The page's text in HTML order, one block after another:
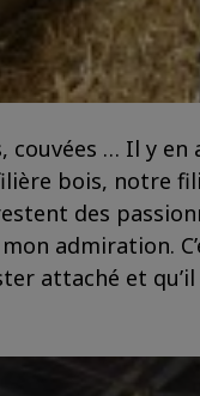
couvées … Il y
bois, notre
des
admiration.
attaché et